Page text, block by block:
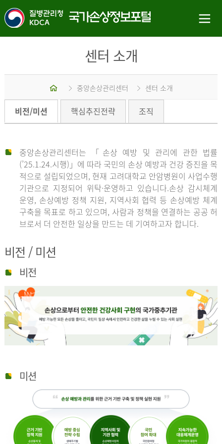
센터 소개
중앙손상관리센터 센터 소개
비전/미션 핵심추진전략 조직
중앙손상관리센터는 「손상 예방 및 관리에 관한 법률
(’25.1.24.시행)」에 따라 국민의 손상 예방과 건강 증진을 목
적으로 설립되었으며, 현재 고려대학교 안암병원이 사업수행
기관으로 지정되어 위탁·운영하고 있습니다.손상 감시체계
운영, 손상예방 정책 지원, 지역사회 협력 등 손상예방 체계
구축을 목표로 하고 있으며, 사람과 정책을 연결하는 공공 허
브로서 더 안전한 일상을 만드는 데 기여하고자 합니다.
비전 / 미션
비전
미션